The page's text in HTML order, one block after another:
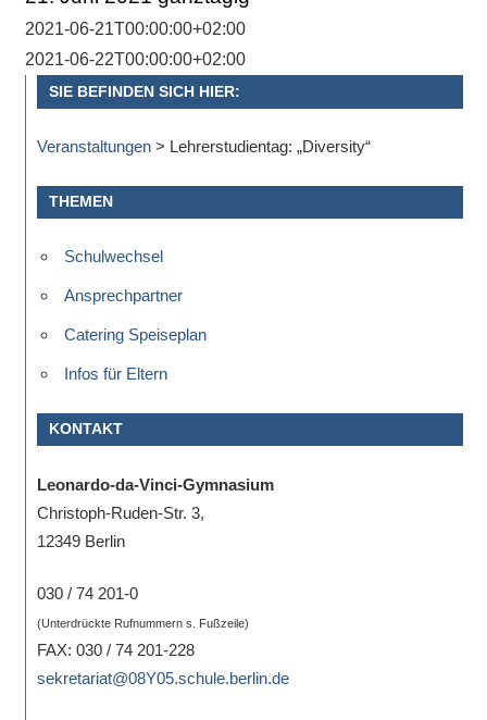
zu
bieten.
Daneben
gibt
es
Beiträge
den
unserer
Schule.
Sprach-,
oder
Sportwettkampf,
Musik-
Theaterveranstaltung,
Exkursion
oder
Reise
2021-06-21T00:00:00+02:00
2021-06-22T00:00:00+02:00
SIE BEFINDEN SICH HIER:
Veranstaltungen> Lehrerstudientag: „Diversity“
THEMEN
Schulwechsel
Ansprechpartner
Catering Speiseplan
Infos für Eltern
KONTAKT
Leonardo-da-Vinci-Gymnasium
Christoph-Ruden-Str. 3,
12349 Berlin
030 / 74 201-0
(Unterdrückte Rufnummern s. Fußzeile)
FAX: 030 / 74 201-228
sekretariat@08Y05.schule.berlin.de